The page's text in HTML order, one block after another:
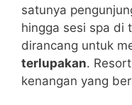
satunya
hingga sesi spa di
dirancang untuk
terlupakan.
kenangan yang